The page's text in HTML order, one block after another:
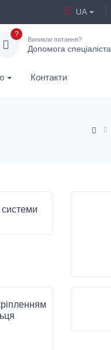
UA
?
Виникли питання?
Допомога спеціаліста
Контакти